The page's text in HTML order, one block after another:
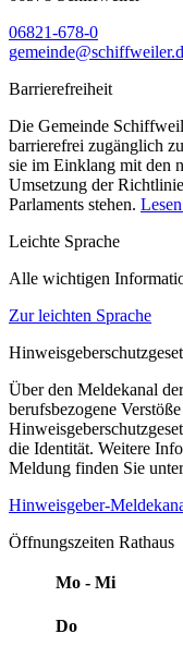
06821-678-0
Barrierefreiheit
Die Gemeinde
barrierefrei zugänglich
sie im Einklang mit den
Umsetzung der
Parlaments stehen.
Leichte Sprache
Alle wichtigen
Zur leichten Sprache
Über den Meldekanal
berufsbezogene
die Identität. Weitere
Meldung finden Sie
Hinweisgeber-
Öffnungszeiten Rathaus
Mo - Mi
Do